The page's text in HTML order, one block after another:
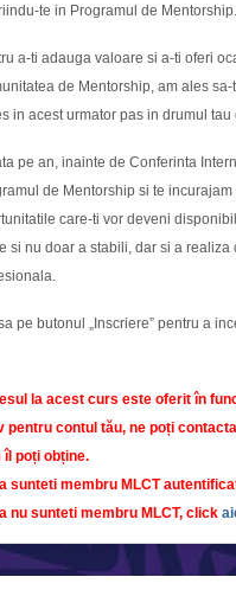
te in Programul de Mentorship.
a-ti adauga valoare si a-ti oferi
de Mentorship, am ales
in acest urmator pas in drumul tau
pe an, inainte de Conferinta
de Mentorship si te
care-ti vor deveni
si nu doar a stabili, dar si a
pe butonul „Inscriere” pentru a
la acest curs este oferit în
pentru contul tău, ne poți
îl poți obține.
sunteti membru MLCT
nu sunteti membru MLCT, click